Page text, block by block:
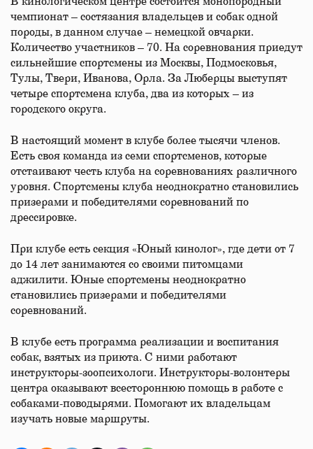
чемпионат – состязания владельцев и собак одной
породы, в данном случае – немецкой овчарки.
Количество участников – 70. На соревнования приедут
сильнейшие спортсмены из Москвы, Подмосковья,
Тулы, Твери, Иванова, Орла. За Люберцы выступят
четыре спортсмена клуба, два из которых – из
городского округа.
В настоящий момент в клубе более тысячи членов.
Есть своя команда из семи спортсменов, которые
отстаивают честь клуба на соревнованиях различного
уровня. Спортсмены клуба неоднократно становились
призерами и победителями соревнований по
дрессировке.
При клубе есть секция «Юный кинолог», где дети от 7
до 14 лет занимаются со своими питомцами
аджилити. Юные спортсмены неоднократно
становились призерами и победителями
соревнований.
В клубе есть программа реализации и воспитания
собак, взятых из приюта. С ними работают
инструкторы-зоопсихологи. Инструкторы-волонтеры
центра оказывают всестороннюю помощь в работе с
собаками-поводырями. Помогают их владельцам
изучать новые маршруты.